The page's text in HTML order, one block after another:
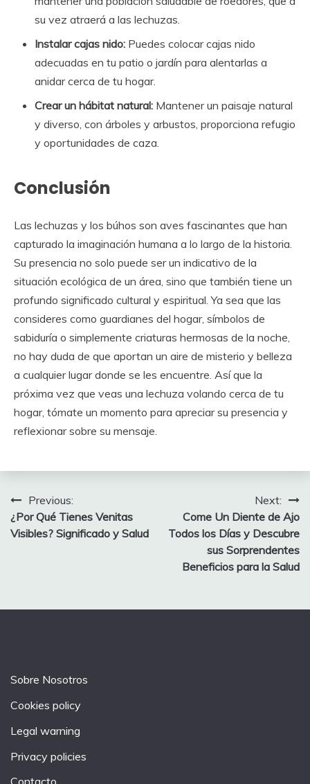
su vez atraerá a las lechuzas.
Instalar cajas nido: Puedes colocar cajas nido
adecuadas en tu patio o jardín para alentarlas a
anidar cerca de tu hogar.
Crear un hábitat natural: Mantener un paisaje natural
y diverso, con árboles y arbustos, proporciona refugio
y oportunidades de caza.
Conclusión
Las lechuzas y los búhos son aves fascinantes que han
capturado la imaginación humana a lo largo de la historia.
Su presencia no solo puede ser un indicativo de la
situación ecológica de un área, sino que también tiene un
profundo significado cultural y espiritual. Ya sea que las
consideres como guardianes del hogar, símbolos de
sabiduría o simplemente criaturas hermosas de la noche,
no hay duda de que aportan un aire de misterio y belleza
a cualquier lugar donde se les encuentre. Así que la
próxima vez que veas una lechuza volando cerca de tu
hogar, tómate un momento para apreciar su presencia y
reflexionar sobre su mensaje.
Post
navigation
Previous:
¿Por Qué Tienes Venitas
Visibles? Significado y Salud
Next:
Come Un Diente de Ajo
Todos los Días y Descubre
sus Sorprendentes
Beneficios para la Salud
Sobre Nosotros
Cookies policy
Legal warning
Privacy policies